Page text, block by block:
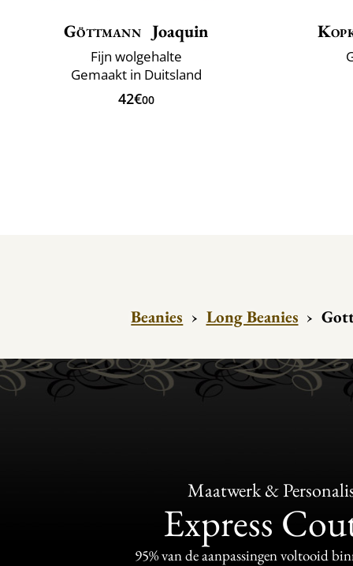
Göttmann Joaquin
Fijn wolgehalte
Gemaakt in Duitsland
42€00
Beanies › Long Beanies ›
Maatwerk &
Express
95% van de aanpassingen voltooid